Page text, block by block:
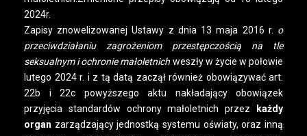
2024r.
Zapisy znowelizowanej Ustawy z dnia 13 maja 2016 r. o
przeciwdziałaniu zagrożeniom przestępczością na tle
seksualnym i ochronie małoletnich weszły w życie w połowie
lutego 2024 r. i z tą datą zaczął również obowiązywać art.
22b i 22c powyższego aktu nakładający obowiązek
przyjęcia standardów ochrony małoletnich przez
każdy
organ zarządzający jednostką systemu oświaty, oraz inną